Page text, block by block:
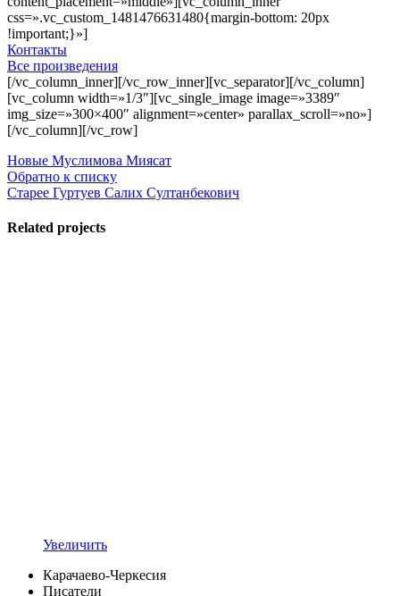
css=».vc_custom_1481476631480{margin-bottom: 20px
!important;}»]
Контакты
Все произведения
[/vc_column_inner][/vc_row_inner][vc_separator][/vc_column]
[vc_column width=»1/3″][vc_single_image image=»3389″
img_size=»300×400″ alignment=»center» parallax_scroll=»no»]
[/vc_column][/vc_row]
Новые Муслимова Миясат
Обратно к списку
Старее Гуртуев Салих Султанбекович
Related projects
Увеличить
Карачаево-Черкесия
Писатели